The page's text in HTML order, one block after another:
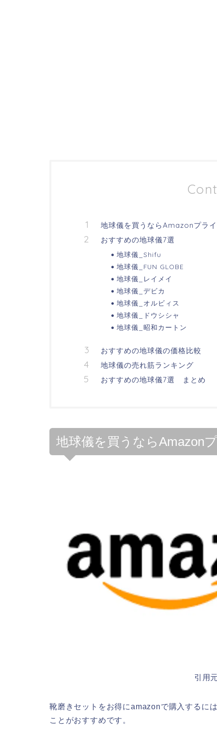
地球儀を買うならAmazonプラ
おすすめの地球儀7選
地球儀_Shifu
地球儀_FUN GLOBE
地球儀_レイメイ
地球儀_デビカ
地球儀_オルビィス
地球儀_ドウシシャ
地球儀_昭和カートン
おすすめの地球儀の価格比較
地球儀の売れ筋ランキング
おすすめの地球儀7選 まとめ
地球儀を買うならAmazon
引用
靴磨きセットをお得にamazonで購入するに
ことがおすすめです。